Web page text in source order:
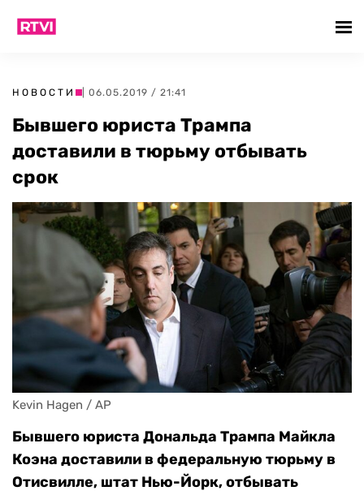
НОВОСТИ | 06.05.2019 / 21:41
Бывшего юриста Трампа
доставили в тюрьму отбывать
срок
Kevin Hagen / AP
Бывшего юриста Дональда Трампа Майкла
Коэна доставили в федеральную тюрьму в
Отисвилле, штат Нью-Йорк, отбывать